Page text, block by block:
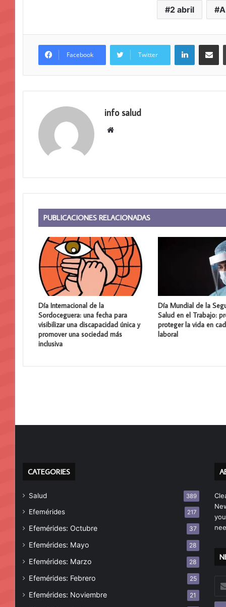
2 abril
Facebook Twitter
LinkedIn
info salud
Sitio
PUBLICACIONES RELACIONADAS
Día Internacional de la
Sordoceguera: una fecha para
visibilizar una discapacidad única y
promover una sociedad más
inclusiva
Día Mundial de la
Salud en el Trabajo:
proteger la vida en
laboral
CATEGORIES
Salud 389
Efemérides 217
Efemérides: Octubre 37
Efemérides: Mayo 28
Efemérides: Marzo 28
Efemérides: Febrero 25
Efemérides: Noviembre 21